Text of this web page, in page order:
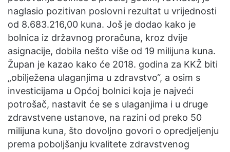
naglasio pozitivan poslovni rezultat u vrijednosti
od 8.683.216,00 kuna. Još je dodao kako je
bolnica iz državnog proračuna, kroz dvije
asignacije, dobila nešto više od 19 milijuna kuna.
Župan je kazao kako će 2018. godina za KKŽ biti
„obilježena ulaganjima u zdravstvo“, a osim s
investicijama u Općoj bolnici koja je najveći
potrošač, nastavit će se s ulaganjima i u druge
zdravstvene ustanove, na razini od preko 50
milijuna kuna, što dovoljno govori o opredjeljenju
prema poboljšanju kvalitete zdravstvenog